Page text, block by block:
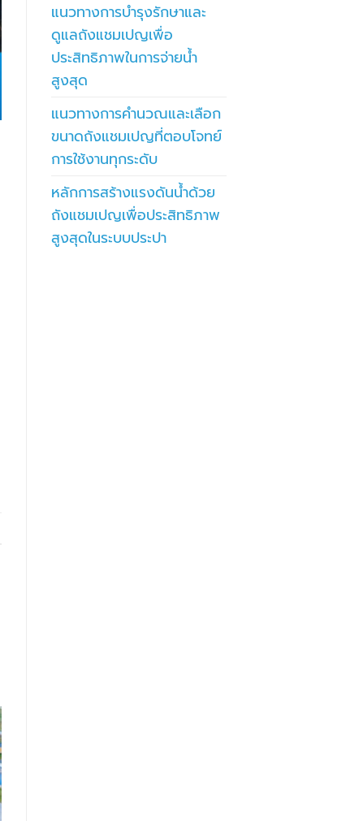
แนวทางการบำรุงรักษาและ
ดูแลถังแชมเปญเพื่อ
ประสิทธิภาพในการจ่ายน้ำ
สูงสุด
แนวทางการคำนวณและเลือก
ขนาดถังแชมเปญที่ตอบโจทย์
การใช้งานทุกระดับ
หลักการสร้างแรงดันน้ำด้วย
ถังแชมเปญเพื่อประสิทธิภาพ
สูงสุดในระบบประปา